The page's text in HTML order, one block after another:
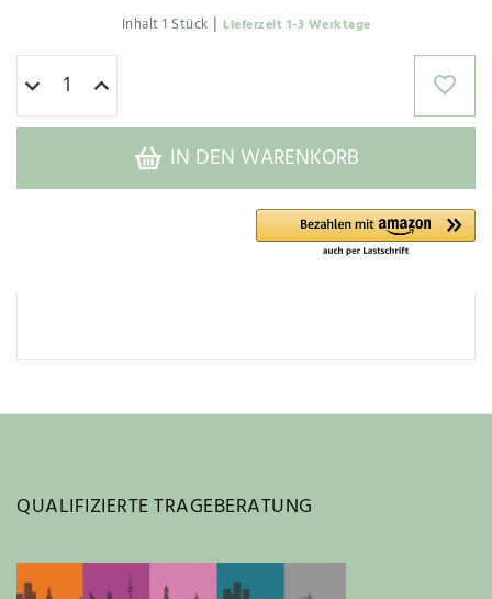
Inhalt1 Stück | Lieferzeit 1-3 Werktage
IN DEN WARENKORB
QUALIFIZIERTE TRAGEBERATUNG